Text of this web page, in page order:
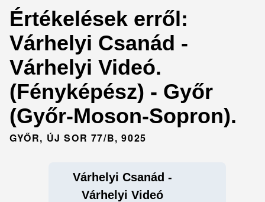
Értékelések erről:
Várhelyi Csanád -
Várhelyi Videó.
(Fényképész) - Győr
(Győr-Moson-Sopron).
GYŐR, ÚJ SOR 77/B, 9025
Várhelyi Csanád -
Várhelyi Videó